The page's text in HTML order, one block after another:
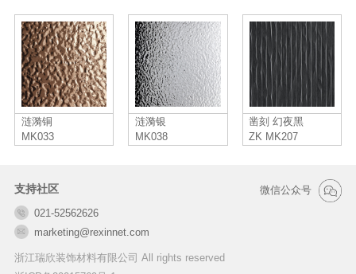
涟漪铜
MK033
涟漪银
MK038
凿刻 幻夜黑
ZK MK207
021-52562626
marketing@rexinnet.com
支持社区
浙江瑞欣装饰材料有限公司 All rights reserved
微信公众号